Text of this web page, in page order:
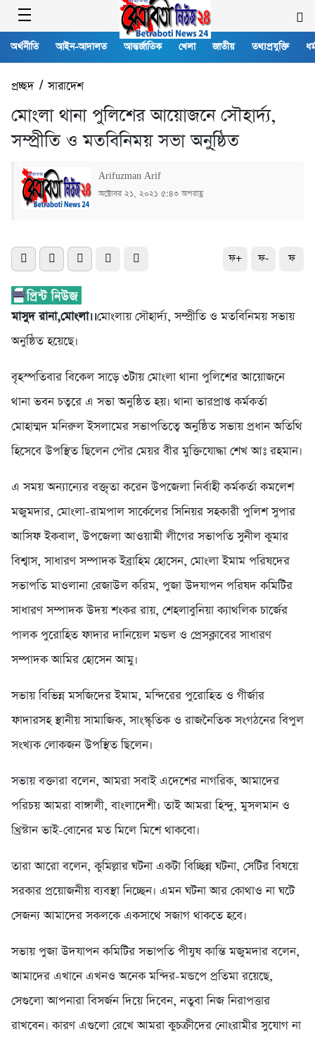
অর্থনীতি আইন-আদালত আন্তর্জাতিক খেলা জাতীয় তথ্যপ্রযুক্তি
প্রচ্ছদ/সারাদেশ
মোংলা থানা পুলিশের আয়োজনে সৌহার্দ্য,
সম্প্রীতি ও মতবিনিময় সভা অনু্ষ্ঠিত
Arifuzman Arif
অক্টোবর ২১, ২০২১ ৫:৪৩ অপরাহ্ণ
ফ+ ফ- ফ
মাসুদ রানা,মোংলা।।মোংলায় সৌহার্দ্য, সম্প্রীতি ও মতবিনিময় সভায়
অনুষ্ঠিত হয়েছে।
বৃহস্পতিবার বিকেল সাড়ে ৩টায় মোংলা থানা পুলিশের আয়োজনে
থানা ভবন চত্বরে এ সভা অনুষ্ঠিত হয়। থানা ভারপ্রাপ্ত কর্মকর্তা
মোহাম্মদ মনিরুল ইসলামের সভাপতিত্বে অনুষ্ঠিত সভায় প্রধান অতিথি
হিসেবে উপস্থিত ছিলেন পৌর মেয়র বীর মুক্তিযোদ্ধা শেখ আঃ রহমান।
এ সময় অন্যান্যের বক্তৃতা করেন উপজেলা নির্বাহী কর্মকর্তা কমলেশ
মজুমদার, মোংলা-রামপাল সার্কেলের সিনিয়র সহকারী পুলিশ সুপার
আসিফ ইকবাল, উপজেলা আওয়ামী লীগের সভাপতি সুনীল কুমার
বিশ্বাস, সাধারণ সম্পাদক ইব্রাহিম হোসেন, মোংলা ইমাম পরিষদের
সভাপতি মাওলানা রেজাউল করিম, পুজা উদযাপন পরিষদ কমিটির
সাধারণ সম্পাদক উদয় শংকর রায়, শেহলাবুনিয়া ক্যাথলিক চার্জের
পালক পুরোহিত ফাদার দানিয়েল মন্ডল ও প্রেসক্লাবের সাধারণ
সম্পাদক আমির হোসেন আমু।
সভায় বিভিন্ন মসজিদের ইমাম, মন্দিরের পুরোহিত ও গীর্জার
ফাদারসহ স্থানীয় সামাজিক, সাংস্কৃতিক ও রাজনৈতিক সংগঠনের বিপুল
সংখ্যক লোকজন উপস্থিত ছিলেন।
সভায় বক্তারা বলেন, আমরা সবাই এদেশের নাগরিক, আমাদের
পরিচয় আমরা বাঙ্গালী, বাংলাদেশী। তাই আমরা হিন্দু, মুসলমান ও
খ্রিস্টান ভাই-বোনের মত মিলে মিশে থাকবো।
তারা আরো বলেন, কুমিল্লার ঘটনা একটা বিচ্ছিন্ন ঘটনা, সেটির বিষয়ে
সরকার প্রয়োজনীয় ব্যবস্থা নিচ্ছেন। এমন ঘটনা আর কোথাও না ঘটে
সেজন্য আমাদের সকলকে একসাথে সজাগ থাকতে হবে।
সভায় পুজা উদযাপন কমিটির সভাপতি পীযুষ কান্তি মজুমদার বলেন,
আমাদের এখানে এখনও অনেক মন্দির-মন্ডপে প্রতিমা রয়েছে,
সেগুলো আপনারা বিসর্জন দিয়ে দিবেন, নতুবা নিজ নিরাপত্তার
রাখবেন। কারণ এগুলো রেখে আমরা কুচক্রীদের নোংরামীর সুযোগ না